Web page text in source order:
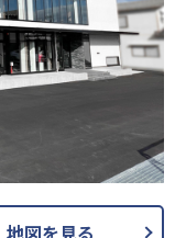
地図を見る